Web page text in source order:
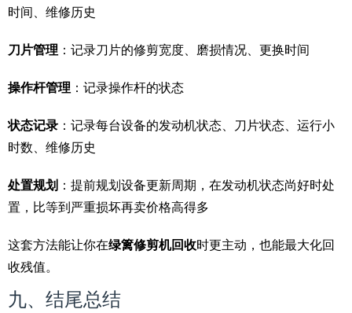
时间、维修历史
刀片管理 ：记录刀片的修剪宽度、磨损情况、更换时间
操作杆管理 ：记录操作杆的状态
状态记录 ：记录每台设备的发动机状态、刀片状态、运行小
时数、维修历史
处置规划 ：提前规划设备更新周期，在发动机状态尚好时处
置，比等到严重损坏再卖价格高得多
这套方法能让你在绿篱修剪机回收时更主动，也能最大化回
收残值。
九、结尾总结